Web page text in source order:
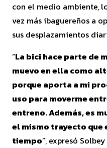
con el medio ambiente,
vez más ibaguereños a
sus desplazamientos
“La bici hace parte de
muevo en ella como
porque aporta a mi
uso para moverme
entreno. Además, es
el mismo trayecto que
tiempo”, expresó